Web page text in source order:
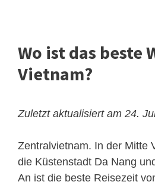
Wo ist das beste
Vietnam?
Zuletzt aktualisiert am 24.
Zentralvietnam. In der Mitte
die Küstenstadt Da Nang
An ist die beste Reisezeit